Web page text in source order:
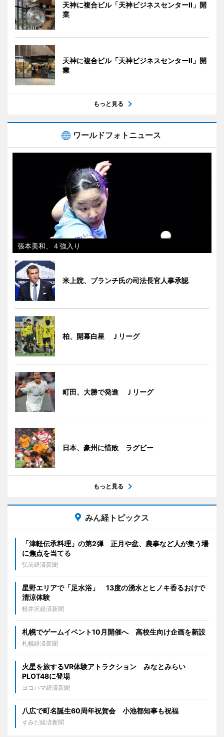
天神に複合ビル「天神ビジネスセンターII」開
業
天神に複合ビル「天神ビジネスセンターII」開
業
もっと見る
ワールドフォトニュース
張本美和、４強入り
米上院、ブランチ氏の司法長官人事承認
柏、開幕白星 Ｊリーグ
町田、大勝で発進 Ｊリーグ
日本、豪州に惜敗 ラグビー
もっと見る
みん経トピックス
「津軽伝承料理」の第2弾 正月や盆、農事など人が集う場
に焦点を当てる
弘前経済新聞
星野エリアで「足水浴」 13度の湧水とヒノキ香るおけで
清涼体験
軽井沢経済新聞
札幌でゲームイベント10月開催へ 高校生向け企画を新設
札幌経済新聞
火星を旅するVR体験アトラクション みなとみらい
PLOT48に登場
ヨコハマ経済新聞
八広で町名誕生60周年祝賀会 小池都知事も祝福
すみだ経済新聞